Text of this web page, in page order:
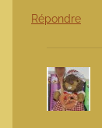
Répondre